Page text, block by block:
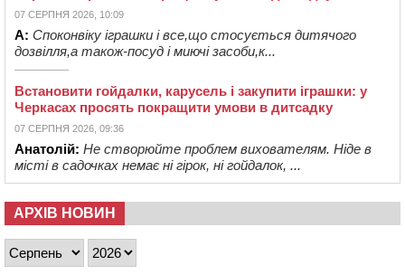
07 СЕРПНЯ 2026, 10:09
А: Споконвіку іграшки і все,що стосується дитячого
дозвілля,а також-посуд і миючі засоби,к...
Встановити гойдалки, карусель і закупити іграшки: у
Черкасах просять покращити умови в дитсадку
07 СЕРПНЯ 2026, 09:36
Анатолій: Не створюйте проблем вихователям. Ніде в
місті в садочках немає ні гірок, ні гойдалок, ...
АРХІВ НОВИН